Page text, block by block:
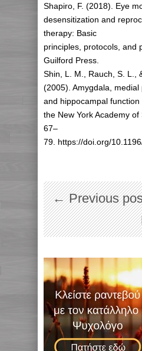
Shapiro, F. (2018). Eye
desensitization and
therapy: Basic
principles, protocols, and
Guilford Press.
Shin, L. M., Rauch, S. L.,
(2005). Amygdala, medial
and hippocampal function
the New York Academy of
67–
79. https://doi.org/
← Previous